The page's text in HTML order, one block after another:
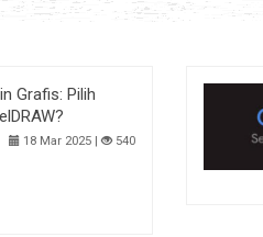
Grafis: Pilih
18 Mar 2025 | 540